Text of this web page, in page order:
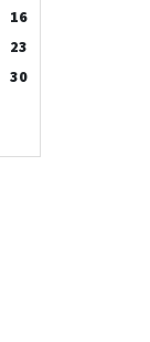
16
23
30